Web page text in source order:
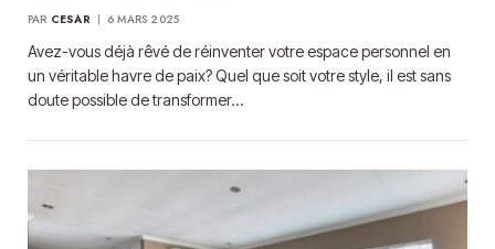
PAR CESAR 6 MARS 2025
Avez-vous déjà rêvé de réinventer votre espace personnel en
un véritable havre de paix? Quel que soit votre style, il est sans
doute possible de transformer…